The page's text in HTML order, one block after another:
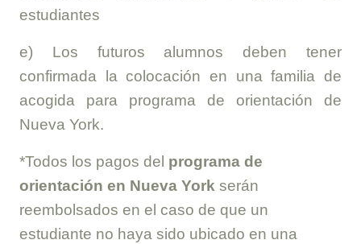
estudiantes
e) Los futuros alumnos deben tener
confirmada la colocación en una familia de
acogida para programa de orientación de
Nueva York.
*Todos los pagos del programa de
orientación en Nueva York serán
reembolsados en el caso de que un
estudiante no haya sido ubicado en una